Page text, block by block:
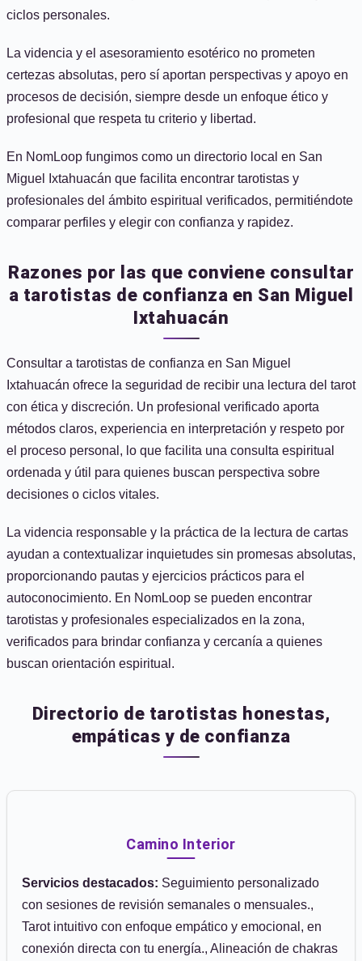
ciclos personales.
La videncia y el asesoramiento esotérico no prometen
certezas absolutas, pero sí aportan perspectivas y apoyo en
procesos de decisión, siempre desde un enfoque ético y
profesional que respeta tu criterio y libertad.
En NomLoop fungimos como un directorio local en San
Miguel Ixtahuacán que facilita encontrar tarotistas y
profesionales del ámbito espiritual verificados, permitiéndote
comparar perfiles y elegir con confianza y rapidez.
Razones por las que conviene consultar
a tarotistas de confianza en San Miguel
Ixtahuacán
Consultar a tarotistas de confianza en San Miguel
Ixtahuacán ofrece la seguridad de recibir una lectura del tarot
con ética y discreción. Un profesional verificado aporta
métodos claros, experiencia en interpretación y respeto por
el proceso personal, lo que facilita una consulta espiritual
ordenada y útil para quienes buscan perspectiva sobre
decisiones o ciclos vitales.
La videncia responsable y la práctica de la lectura de cartas
ayudan a contextualizar inquietudes sin promesas absolutas,
proporcionando pautas y ejercicios prácticos para el
autoconocimiento. En NomLoop se pueden encontrar
tarotistas y profesionales especializados en la zona,
verificados para brindar confianza y cercanía a quienes
buscan orientación espiritual.
Directorio de tarotistas honestas,
empáticas y de confianza
Camino Interior
Servicios destacados: Seguimiento personalizado
con sesiones de revisión semanales o mensuales.,
Tarot intuitivo con enfoque empático y emocional, en
conexión directa con tu energía., Alineación de chakras